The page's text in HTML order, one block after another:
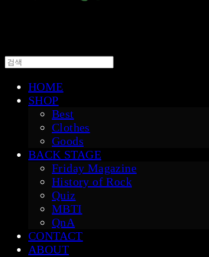
HOME
SHOP
Best
Clothes
Goods
BACK STAGE
Friday Magazine
History of Rock
Quiz
MBTI
QnA
CONTACT
ABOUT